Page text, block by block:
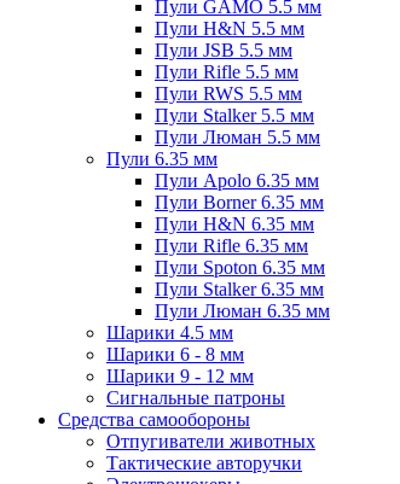
Пули GAMO 5.5 мм
Пули H&N 5.5 мм
Пули JSB 5.5 мм
Пули Rifle 5.5 мм
Пули RWS 5.5 мм
Пули Stalker 5.5 мм
Пули Люман 5.5 мм
Пули 6.35 мм
Пули Apolo 6.35 мм
Пули Borner 6.35 мм
Пули H&N 6.35 мм
Пули Rifle 6.35 мм
Пули Spoton 6.35 мм
Пули Stalker 6.35 мм
Пули Люман 6.35 мм
Шарики 4.5 мм
Шарики 6 - 8 мм
Шарики 9 - 12 мм
Сигнальные патроны
Средства самообороны
Отпугиватели животных
Тактические авторучки